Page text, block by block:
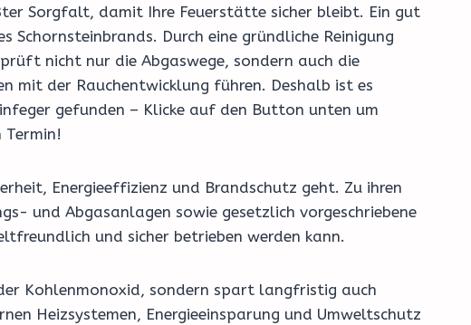
Sorgfalt, damit Ihre Feuerstätte sicher bleibt. Ein gut
Durch eine gründliche Reinigung
nicht nur die Abgaswege, sondern auch die
mit der Rauchentwicklung führen. Deshalb ist es
gefunden – Klicke auf den Button unten um
Termin!
Energieeffizienz und Brandschutz geht. Zu ihren
und Abgasanlagen sowie gesetzlich vorgeschriebene
und sicher betrieben werden kann.
Kohlenmonoxid, sondern spart langfristig auch
Heizsystemen, Energieeinsparung und Umweltschutz